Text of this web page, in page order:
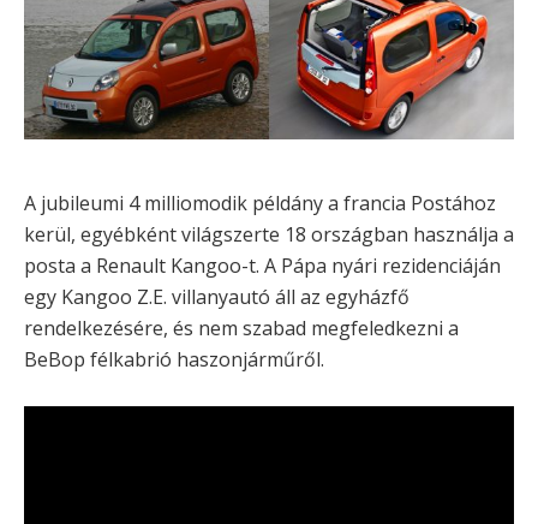
A jubileumi 4 milliomodik példány a francia Postához
kerül, egyébként világszerte 18 országban használja a
posta a Renault Kangoo-t. A Pápa nyári rezidenciáján
egy Kangoo Z.E. villanyautó áll az egyházfő
rendelkezésére, és nem szabad megfeledkezni a
BeBop félkabrió haszonjárműről.